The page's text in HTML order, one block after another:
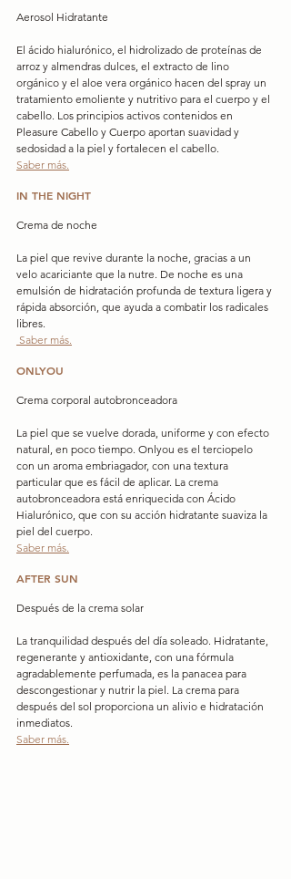
Aerosol Hidratante
El ácido hialurónico, el hidrolizado de proteínas de
arroz y almendras dulces, el extracto de lino
orgánico y el aloe vera orgánico hacen del spray un
tratamiento emoliente y nutritivo para el cuerpo y el
cabello. Los principios activos contenidos en
Pleasure Cabello y Cuerpo aportan suavidad y
sedosidad a la piel y fortalecen el cabello.
Saber más.
IN THE NIGHT
Crema de noche
La piel que revive durante la noche, gracias a un
velo acariciante que la nutre. De noche es una
emulsión de hidratación profunda de textura ligera y
rápida absorción, que ayuda a combatir los radicales
libres.
Saber más.
ONLYOU
Crema corporal autobronceadora
La piel que se vuelve dorada, uniforme y con efecto
natural, en poco tiempo. Onlyou es el terciopelo
con un aroma embriagador, con una textura
particular que es fácil de aplicar. La crema
autobronceadora está enriquecida con Ácido
Hialurónico, que con su acción hidratante suaviza la
piel del cuerpo.
Saber más.
AFTER SUN
Después de la crema solar
La tranquilidad después del día soleado. Hidratante,
regenerante y antioxidante, con una fórmula
agradablemente perfumada, es la panacea para
descongestionar y nutrir la piel. La crema para
después del sol proporciona un alivio e hidratación
inmediatos.
Saber más.